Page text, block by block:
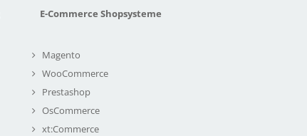
E-Commerce Shopsysteme
Magento
WooCommerce
Prestashop
OsCommerce
xt:Commerce